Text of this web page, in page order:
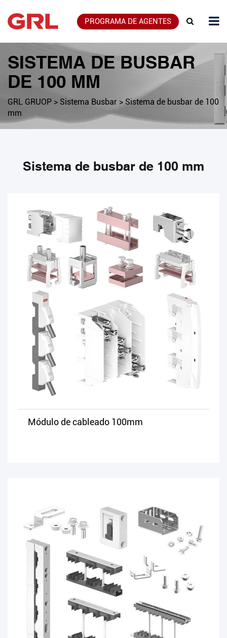
PROGRAMA DE AGENTES
SISTEMA DE BUSBAR
DE 100 MM
GRL GRUOP > Sistema Busbar > Sistema de busbar de 100
mm
Sistema de busbar de 100 mm
Módulo de cableado 100mm